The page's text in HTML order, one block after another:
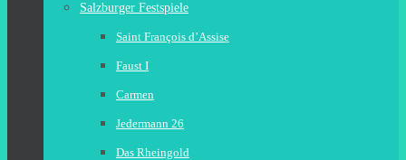
Salzburger Festspiele
Saint François d’Assise
Faust I
Carmen
Jedermann 26
Das Rheingold